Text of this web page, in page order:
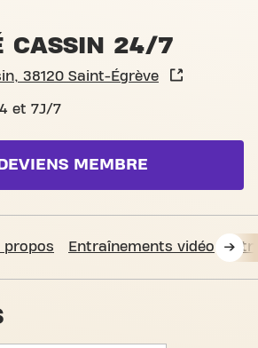
CASSIN 24/7
38120 Saint-Égrève
et 7J/7
MEMBRE
propos Entraînements vidéo